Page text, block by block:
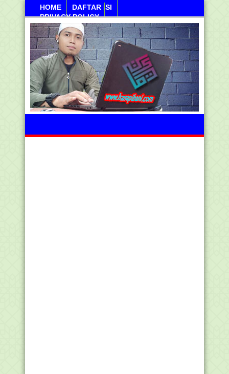
HOME
DAFTAR ISI
PRIVACY POLICY
Sanayan, 10 Agustus 2026